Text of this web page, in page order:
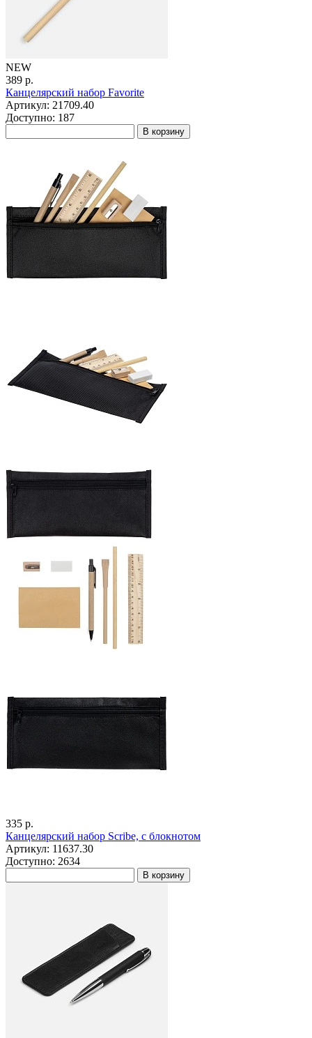
NEW
389 р.
Канцелярский набор Favorite
Артикул: 21709.40
Доступно: 187
В корзину
335 р.
Канцелярский набор Scribe, с блокнотом
Артикул: 11637.30
Доступно: 2634
В корзину